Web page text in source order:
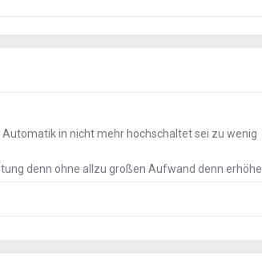
in nicht mehr hochschaltet sei zu wenig
denn ohne allzu großen Aufwand denn